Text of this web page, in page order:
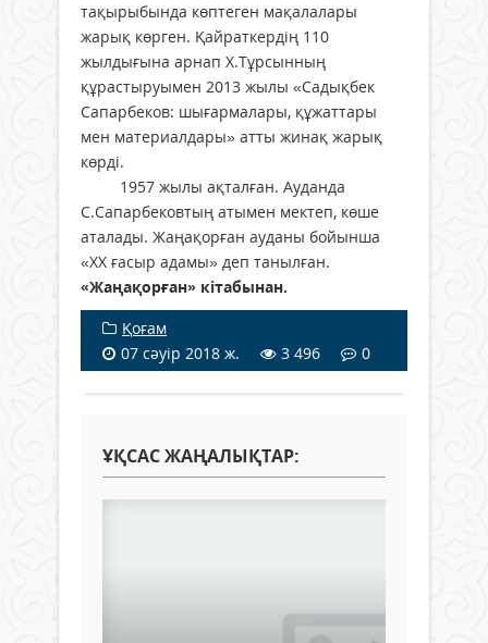
тақырыбында көптеген мақалалары
жарық көрген. Қайраткердің 110
жылдығына арнап Х.Тұрсынның
құрастыруымен 2013 жылы «Садықбек
Сапарбеков: шығармалары, құжаттары
мен материалдары» атты жинақ жарық
көрді.
1957 жылы ақталған. Ауданда
С.Сапарбековтың атымен мектеп, көше
аталады. Жаңақорған ауданы бойынша
«ХХ ғасыр адамы» деп танылған.
«Жаңақорған» кітабынан.
Қоғам
07 сәуір 2018 ж.
3 496 0
ҰҚСАС ЖАҢАЛЫҚТАР: